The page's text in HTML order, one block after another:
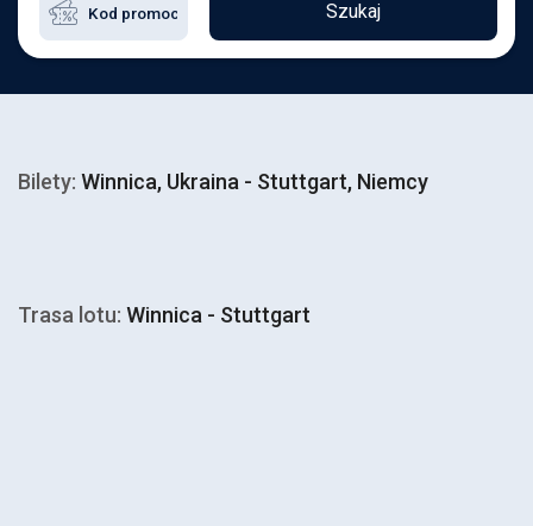
Szukaj
Bilety: Winnica, Ukraina - Stuttgart, Niemcy
Trasa lotu: Winnica - Stuttgart